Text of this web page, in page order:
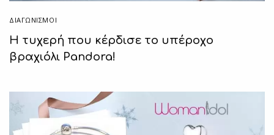
ΔΙΑΓΩΝΙΣΜΟΙ
Η τυχερή που κέρδισε το υπέροχο
βραχιόλι Pandora!